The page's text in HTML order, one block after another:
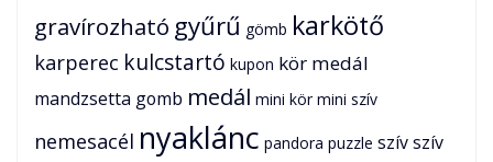
gravírozható gyűrű gömb karkötő
karperec kulcstartó kupon kör medál
mandzsetta gomb medál mini kör mini szív
nemesacél nyaklánc pandora puzzle szívszív